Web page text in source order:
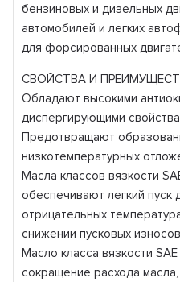
бензиновых и дизельных
автомобилей и легких
для форсированных
СВОЙСТВА И
Обладают высокими
диспергирующими
Предотвращают
низкотемпературных
Масла классов вязкости
обеспечивают легкий пуск
отрицательных
снижении пусковых износов
Масло класса вязкости
сокращение расхода